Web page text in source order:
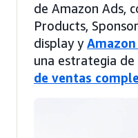
de Amazon Ads,
Products,
display yAmazon
una estrategia de
de ventas